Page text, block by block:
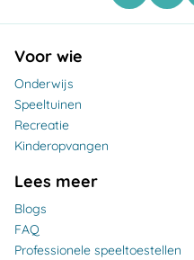
Voor wie
Onderwijs
Speeltuinen
Recreatie
Kinderopvangen
Lees meer
Blogs
FAQ
Professionele speeltoestellen